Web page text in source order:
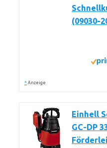
(09030-
* Anzeige
Einhell
GC-DP